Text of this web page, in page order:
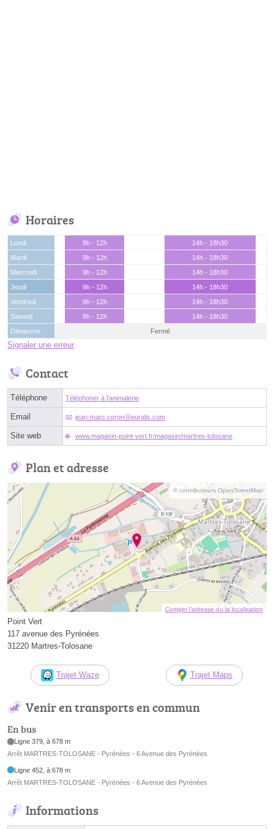
Horaires
Lundi 9h - 12h
14h - 18h30
Mardi
9h - 12h
14h - 18h30
Mercredi
9h - 12h
14h - 18h30
Jeudi
9h - 12h
14h - 18h30
Vendredi
9h - 12h
14h - 18h30
Samedi
9h - 12h
14h - 18h30
Dimanche
Fermé
Signaler une erreur
Contact
Téléphone Téléphoner à l'animalerie
Email jean-marc.ceronⓐeuralis.com
Site web www.magasin-point-vert.fr/magasin/martres-tolosane
Plan et adresse
© contributeurs OpenStreetMap
Corriger l’adresse ou la localisation
Point Vert
117 avenue des Pyrénées
31220 Martres-Tolosane
Trajet Waze Trajet Maps
Venir en transports en commun
En bus
Ligne 379, à 678 m
Arrêt MARTRES-TOLOSANE - Pyrénées - 6 Avenue des Pyrénées
Ligne 452, à 678 m
Arrêt MARTRES-TOLOSANE - Pyrénées - 6 Avenue des Pyrénées
Informations